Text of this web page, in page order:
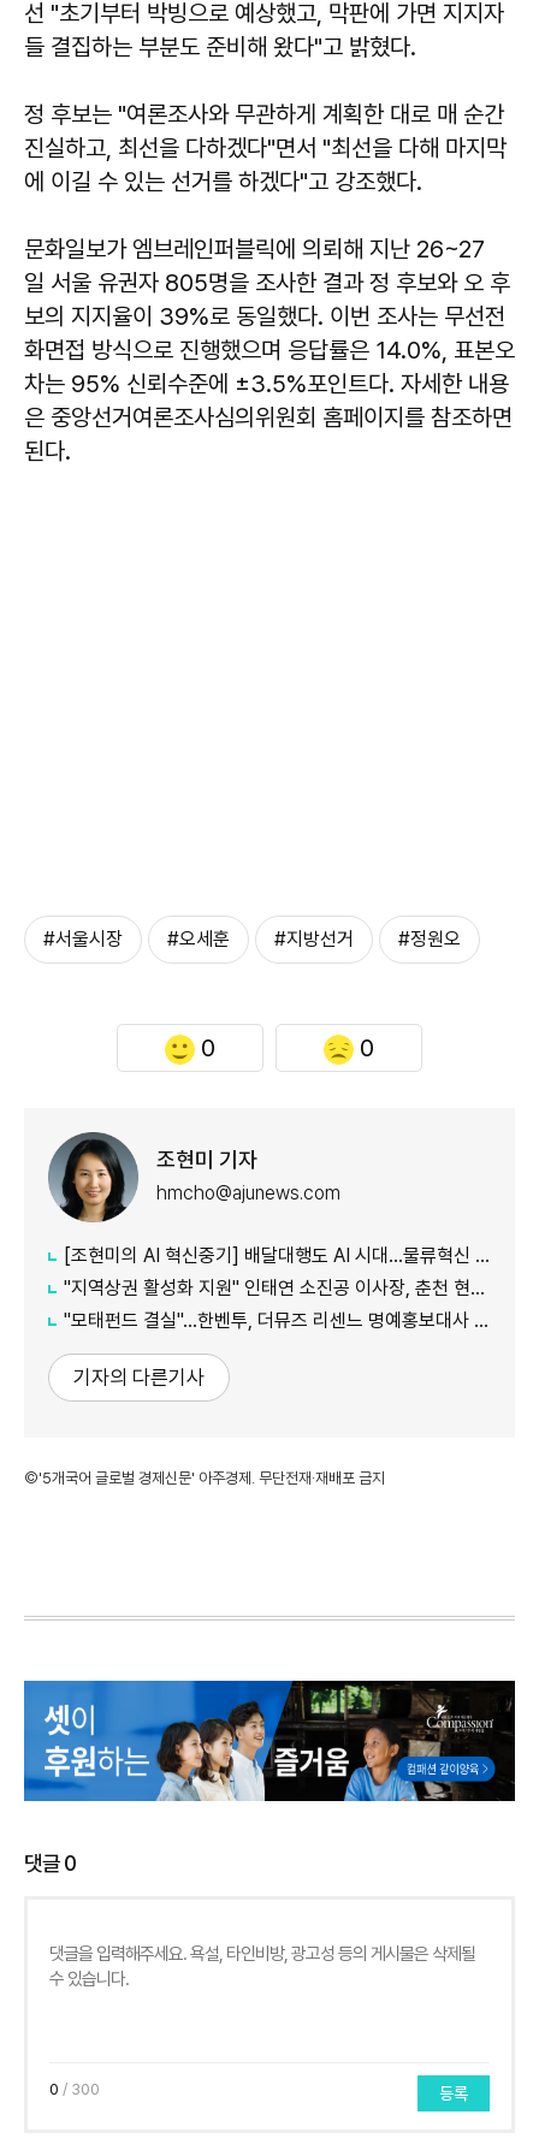
선 "초기부터 박빙으로 예상했고, 막판에 가면 지지자
들 결집하는 부분도 준비해 왔다"고 밝혔다.
정 후보는 "여론조사와 무관하게 계획한 대로 매 순간
진실하고, 최선을 다하겠다"면서 "최선을 다해 마지막
에 이길 수 있는 선거를 하겠다"고 강조했다.
문화일보가 엠브레인퍼블릭에 의뢰해 지난 26~27
일 서울 유권자 805명을 조사한 결과 정 후보와 오 후
보의 지지율이 39%로 동일했다. 이번 조사는 무선전
화면접 방식으로 진행했으며 응답률은 14.0%, 표본오
차는 95% 신뢰수준에 ±3.5%포인트다. 자세한 내용
은 중앙선거여론조사심의위원회 홈페이지를 참조하면
된다.
#서울시장 #오세훈 #지방선거 #정원오
0 0
조현미 기자
hmcho@ajunews.com
[조현미의 AI 혁신중기] 배달대행도 AI 시대…물류혁신 선도하는 부릉
"지역상권 활성화 지원" 인태연 소진공 이사장, 춘천 현장방문
"모태펀드 결실"…한벤투, 더뮤즈 리센느 명예홍보대사 임명
기자의 다른기사
©'5개국어 글로벌 경제신문' 아주경제. 무단전재·재배포 금지
댓글0
0 / 300 등록